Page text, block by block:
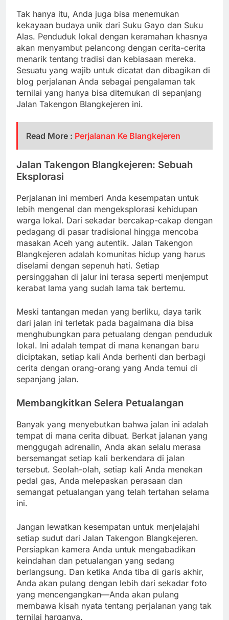
Tak hanya itu, Anda juga bisa menemukan
kekayaan budaya unik dari Suku Gayo dan Suku
Alas. Penduduk lokal dengan keramahan khasnya
akan menyambut pelancong dengan cerita-cerita
menarik tentang tradisi dan kebiasaan mereka.
Sesuatu yang wajib untuk dicatat dan dibagikan di
blog perjalanan Anda sebagai pengalaman tak
ternilai yang hanya bisa ditemukan di sepanjang
Jalan Takengon Blangkejeren ini.
Read More : Perjalanan Ke Blangkejeren
Jalan Takengon Blangkejeren: Sebuah
Eksplorasi
Perjalanan ini memberi Anda kesempatan untuk
lebih mengenal dan mengeksplorasi kehidupan
warga lokal. Dari sekadar bercakap-cakap dengan
pedagang di pasar tradisional hingga mencoba
masakan Aceh yang autentik. Jalan Takengon
Blangkejeren adalah komunitas hidup yang harus
diselami dengan sepenuh hati. Setiap
persinggahan di jalur ini terasa seperti menjemput
kerabat lama yang sudah lama tak bertemu.
Meski tantangan medan yang berliku, daya tarik
dari jalan ini terletak pada bagaimana dia bisa
menghubungkan para petualang dengan penduduk
lokal. Ini adalah tempat di mana kenangan baru
diciptakan, setiap kali Anda berhenti dan berbagi
cerita dengan orang-orang yang Anda temui di
sepanjang jalan.
Membangkitkan Selera Petualangan
Banyak yang menyebutkan bahwa jalan ini adalah
tempat di mana cerita dibuat. Berkat jalanan yang
menggugah adrenalin, Anda akan selalu merasa
bersemangat setiap kali berkendara di jalan
tersebut. Seolah-olah, setiap kali Anda menekan
pedal gas, Anda melepaskan perasaan dan
semangat petualangan yang telah tertahan selama
ini.
Jangan lewatkan kesempatan untuk menjelajahi
setiap sudut dari Jalan Takengon Blangkejeren.
Persiapkan kamera Anda untuk mengabadikan
keindahan dan petualangan yang sedang
berlangsung. Dan ketika Anda tiba di garis akhir,
Anda akan pulang dengan lebih dari sekadar foto
yang mencengangkan—Anda akan pulang
membawa kisah nyata tentang perjalanan yang tak
ternilai harganya.